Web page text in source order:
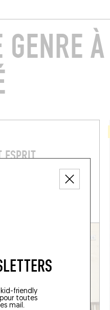
kid-friendly
toutes
mail.
À
ESPRIT